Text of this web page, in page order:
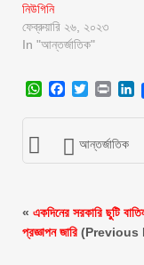
নিউগিনি
ফেব্রুয়ারি ২৬, ২০২৩
In "আন্তর্জাতিক"
WhatsApp
Facebook
Twitter
Print
আন্তর্জাতিক
« একদিনের সরকারি ছুটি
প্রজ্ঞাপন জারি(Previous